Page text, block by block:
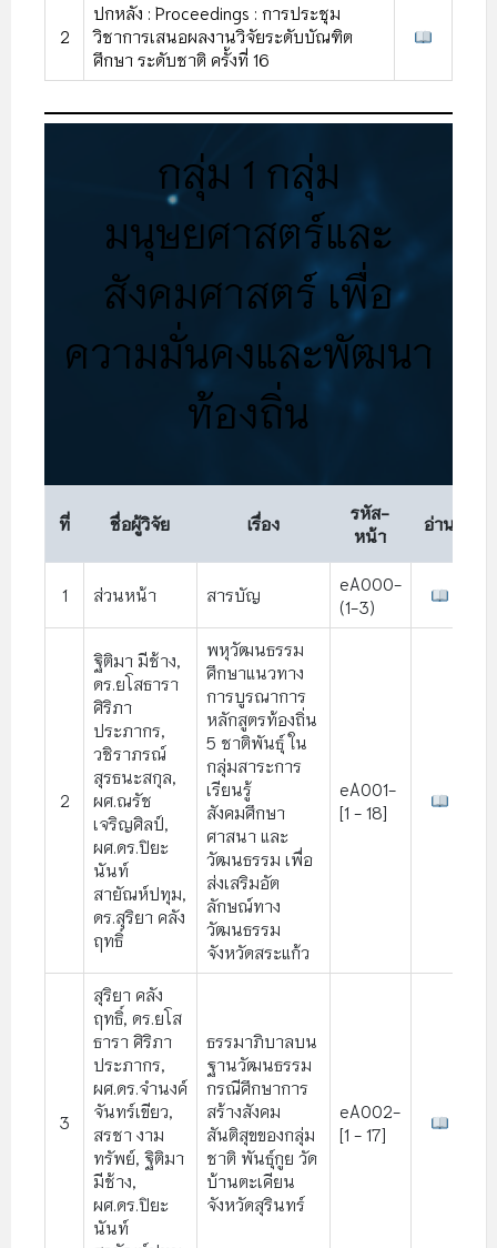
2
ปกหลัง : Proceedings : การประชุม
วิชาการเสนอผลงานวิจัยระดับบัณฑิต
ศึกษา ระดับชาติ ครั้งที่ 16
กลุ่ม 1 กลุ่ม
มนุษยศาสตร์และ
สังคมศาสตร์ เพื่อ
ความมั่นคงและพัฒนา
ท้องถิ่น
ที่ ชื่อผู้วิจัย เรื่อง
รหัส-
หน้า
อ่าน
1 ส่วนหน้า สารบัญ
eA000-
(1-3)
2
ฐิติมา มีช้าง,
ดร.ยโสธารา
ศิริภา
ประภากร,
วชิราภรณ์
สุรธนะสกุล,
ผศ.ณรัช
เจริญศิลป์,
ผศ.ดร.ปิยะ
นันท์
สายัณห์ปทุม,
ดร.สุริยา คลัง
ฤทธิ์
พหุวัฒนธรรม
ศึกษาแนวทาง
การบูรณาการ
หลักสูตรท้องถิ่น
5 ชาติพันธุ์ ใน
กลุ่มสาระการ
เรียนรู้
สังคมศึกษา
ศาสนา และ
วัฒนธรรม เพื่อ
ส่งเสริมอัต
ลักษณ์ทาง
วัฒนธรรม
จังหวัดสระแก้ว
eA001-
[1 - 18]
3
สุริยา คลัง
ฤทธิ์, ดร.ยโส
ธารา ศิริภา
ประภากร,
ผศ.ดร.จำนงค์
จันทร์เขียว,
สรชา งาม
ทรัพย์, ฐิติมา
มีช้าง,
ผศ.ดร.ปิยะ
นันท์
ธรรมาภิบาลบน
ฐานวัฒนธรรม
กรณีศึกษาการ
สร้างสังคม
สันติสุขของกลุ่ม
ชาติ พันธุ์กูย วัด
บ้านตะเคียน
จังหวัดสุรินทร์
eA002-
[1 - 17]